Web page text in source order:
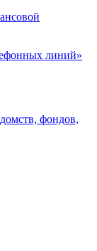
линий»
фондов,